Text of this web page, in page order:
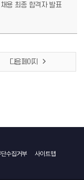
용 최종 합격자 발표
다음 페이지
수집거부 사이트맵